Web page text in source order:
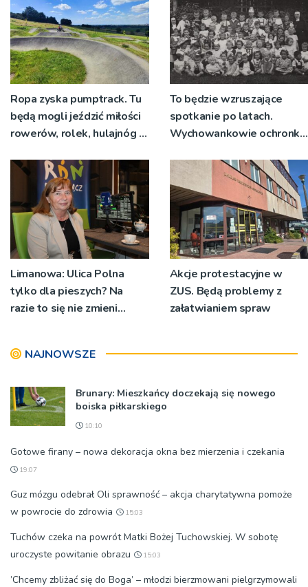
Ropa zyska pumptrack. Tu
będą mogli jeździć miłości
rowerów, rolek, hulajnóg i
To będzie wzruszające
spotkanie po latach.
Wychowankowie ochronki
zgłaszać
Limanowa: Ulica Polna
tylko dla pieszych? Na
razie to się nie zmieni
Akcje protestacyjne w
ZUS. Będą problemy z
załatwianiem spraw
NAJNOWSZE
Brunary: Mieszkańcy doczekają się nowego
boiska piłkarskiego
10:10
Gotowe firany – nowa dekoracja okna bez mierzenia i czekania
19:07
Guz mózgu odebrał Oli sprawność – akcja charytatywna pomoże
w powrocie do zdrowia
15:03
Tuchów czeka na powrót Matki Bożej Tuchowskiej. W sobotę
uroczyste powitanie obrazu
15:03
’Chcemy zbliżać się do Boga’ – młodzi bierzmowani pielgrzymowali